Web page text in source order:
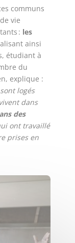
communs
vie
: les
ainsi
étudiant à
du
explique :
logés
dans
des
ont travaillé
prises en